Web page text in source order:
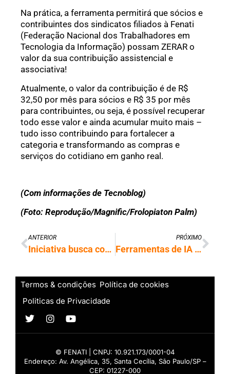
Na prática, a ferramenta permitirá que sócios e
contribuintes dos sindicatos filiados à Fenati
(Federação Nacional dos Trabalhadores em
Tecnologia da Informação) possam ZERAR o
valor da sua contribuição assistencial e
associativa!
Atualmente, o valor da contribuição é de R$
32,50 por mês para sócios e R$ 35 por mês
para contribuintes, ou seja, é possível recuperar
todo esse valor e ainda acumular muito mais –
tudo isso contribuindo para fortalecer a
categoria e transformando as compras e
serviços do cotidiano em ganho real.
(Com informações de Tecnoblog)
(Foto: Reprodução/Magnific/Frolopiaton Palm)
ANTERIOR
Iniciativa busca consolidar rede de comunicação quântica no Brasil
PRÓXIMO
Ferramentas de IA contaminam produção científica com citações inexistentes
Termos & condições Política de cookies
Politicas de Privacidade
© FENATI | CNPJ: 10.921.173/0001-04
Endereço: Av. Angélica, 35, Santa Cecília, São Paulo/SP –
CEP: 01227-000